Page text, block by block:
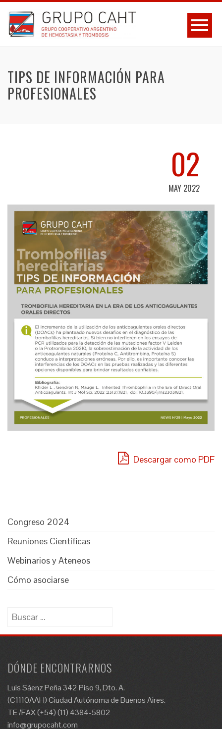
TIPS DE INFORMACIÓN PARA
PROFESIONALES
02
MAY 2022
Descargar como PDF
Congreso 2024
Reuniones Científicas
Webinarios y Ateneos
Cómo asociarse
Buscar:
DÓNDE ENCONTRARNOS
Luis Sáenz Peña 342 Piso 9, Dto. A.
(C1110AAH) Ciudad Autónoma de Buenos Aires.
TE /FAX (+54) (11) 4384-5802
info@grupocaht.com